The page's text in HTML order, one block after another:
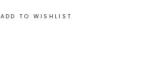
ADD TO WISHLIST